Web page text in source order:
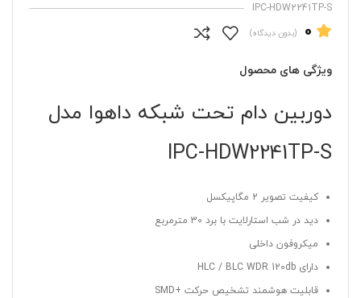
IPC-HDW2241TP-S
0 (بدون دیدگاه)
ویژگی های محصول
دوربین دام تحت شبکه داهوا مدل
IPC-HDW2241TP-S
کیفیت تصویر 2 مگاپیکسل
دید در شب استارلایت با برد 30 مترمربع
میکروفون داخلی
دارای HLC / BLC WDR 120db
قابلیت هوشمند تشخیص حرکت +SMD